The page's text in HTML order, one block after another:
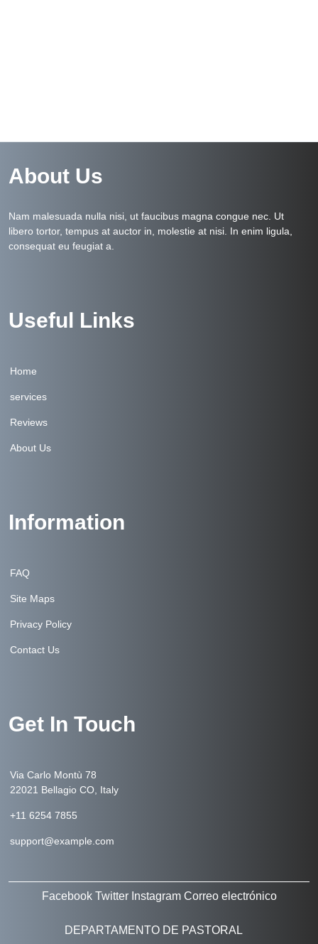
About Us
Nam malesuada nulla nisi, ut faucibus magna congue nec. Ut
libero tortor, tempus at auctor in, molestie at nisi. In enim ligula,
consequat eu feugiat a.
Useful Links
Home
services
Reviews
About Us
Information
FAQ
Site Maps
Privacy Policy
Contact Us
Get In Touch
Via Carlo Montù 78
22021 Bellagio CO, Italy
+11 6254 7855
support@example.com
Facebook Twitter Instagram Correo electrónico
DEPARTAMENTO DE PASTORAL